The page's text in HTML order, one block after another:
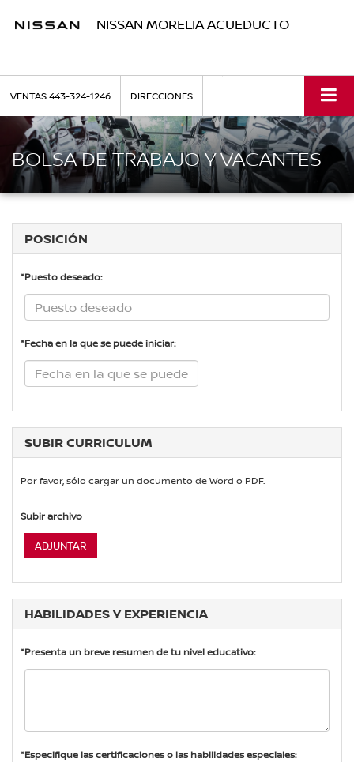
NISSAN MORELIA ACUEDUCTO
VENTAS443-324-1246 DIRECCIONES
BOLSA DE TRABAJO Y VACANTES
POSICIÓN
*Puesto deseado:
*Fecha en la que se puede iniciar:
SUBIR CURRICULUM
Por favor, sólo cargar un documento de Word o PDF.
Subir archivo
ADJUNTAR
HABILIDADES Y EXPERIENCIA
*Presenta un breve resumen de tu nivel educativo:
*Especifique las certificaciones o las habilidades especiales: